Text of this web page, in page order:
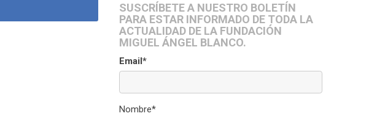
SUSCRÍBETE A NUESTRO BOLETÍN
PARA ESTAR INFORMADO DE TODA LA
ACTUALIDAD DE LA FUNDACIÓN
MIGUEL ÁNGEL BLANCO.
Email*
Nombre*